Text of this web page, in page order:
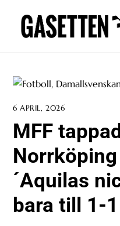
content
6 APRIL, 2026
MFF
´Aquilas
bara till 1-1